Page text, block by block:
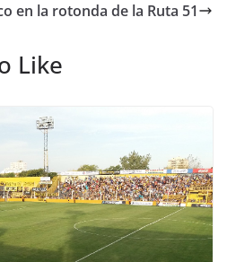
en la rotonda de la Ruta 51
Like